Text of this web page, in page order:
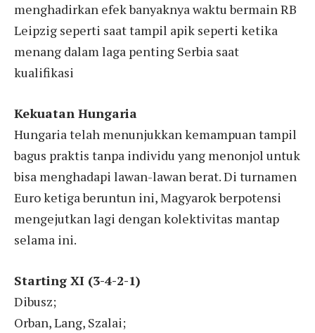
menghadirkan efek banyaknya waktu bermain RB
Leipzig seperti saat tampil apik seperti ketika
menang dalam laga penting Serbia saat
kualifikasi
Kekuatan Hungaria
Hungaria telah menunjukkan kemampuan tampil
bagus praktis tanpa individu yang menonjol untuk
bisa menghadapi lawan-lawan berat. Di turnamen
Euro ketiga beruntun ini, Magyarok berpotensi
mengejutkan lagi dengan kolektivitas mantap
selama ini.
Starting XI (3-4-2-1)
Dibusz;
Orban, Lang, Szalai;